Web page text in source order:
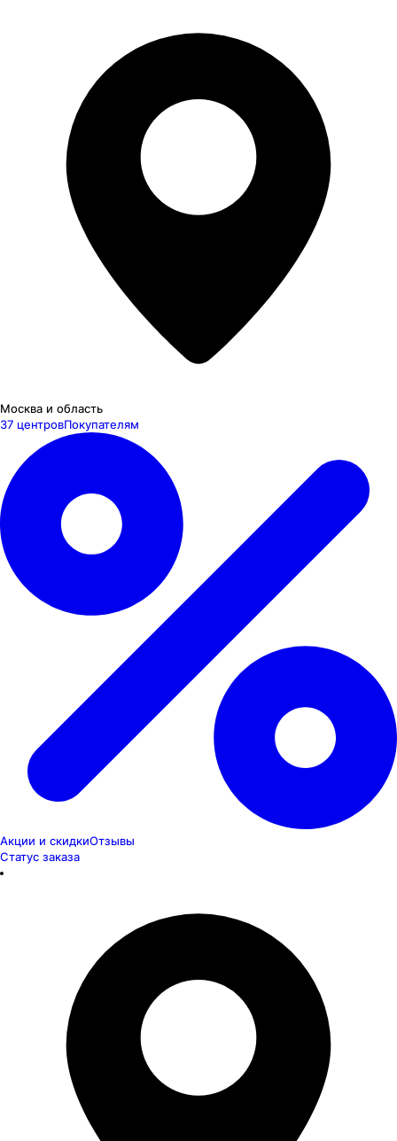
Москва и область
37 центровПокупателям
Акции и скидкиОтзывы
Статус заказа